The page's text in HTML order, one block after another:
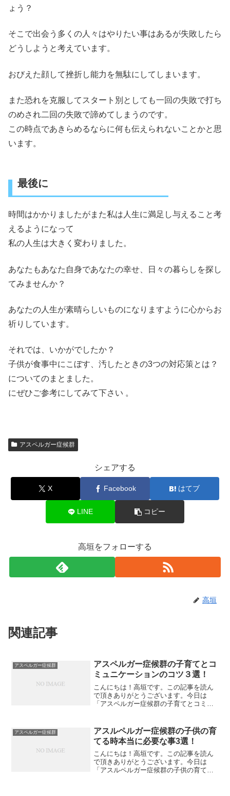
ょう？
そこで出会う多くの人々はやりたい事はあるが失敗したら
どうしようと考えています。
おびえた顔して挫折し能力を無駄にしてしまいます。
また恐れを克服してスタート別としても一回の失敗で打ち
のめされ二回の失敗で諦めてしまうのです。
この時点であきらめるならに何も伝えられないことかと思
います。
最後に
時間はかかりましたがまた私は人生に満足し与えること考
えるようになって
私の人生は大きく変わりました。
あなたもあなた自身であなたの幸せ、日々の暮らしを探し
てみませんか？
あなたの人生が素晴らしいものになりますように心からお
祈りしています。
それでは、いかがでしたか？
子供が食事中にこぼす、汚したときの3つの対応策とは？
についてのまとました。
にぜひご参考にしてみて下さい 。
アスペルガー症候群
シェアする
X Facebook はてブ
LINE コピー
高垣をフォローする
高垣
関連記事
アスペルガー症候群
アスペルガー症候群の子育てとコ
ミュニケーションのコツ３選！
こんにちは！高垣です。この記事を読ん
で頂きありがとうございます。今日は
「アスペルガー症候群の子育てとコミュ
あなたはアスペルガーのお子さんとのコ
ミュニケーションに困ってい...
アスペルガー症候群
アスルペルガー症候群の子供の育
てる時本当に必要な事3選！
こんにちは！高垣です。この記事を読ん
で頂きありがとうございます。今日は
「アスルペルガー症候群の子供の育てる